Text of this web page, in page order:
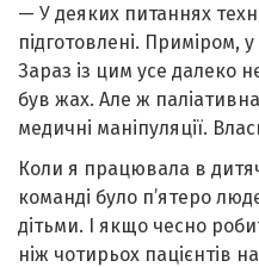
— У деяких питаннях
підготовлені. Приміром,
Зараз із цим усе далеко
був жах. Але ж
медичні маніпуляції.
Коли я працювала в
команді було п’ятеро
дітьми. І якщо чесно
ніж чотирьох пацієнтів